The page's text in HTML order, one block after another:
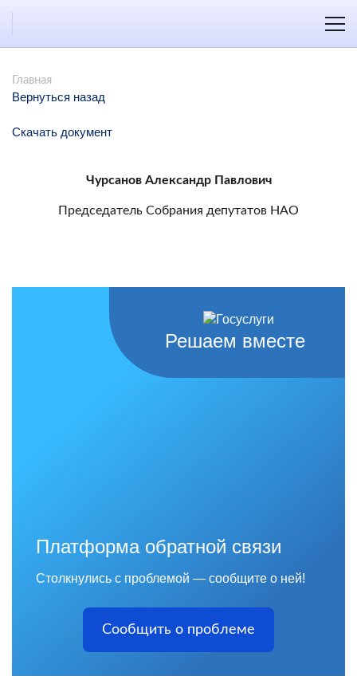
Главная
Вернуться назад
Скачать документ
Чурсанов Александр Павлович
Председатель Собрания депутатов НАО
Решаем вместе
Платформа обратной связи
Столкнулись с проблемой — сообщите о ней!
Сообщить о проблеме